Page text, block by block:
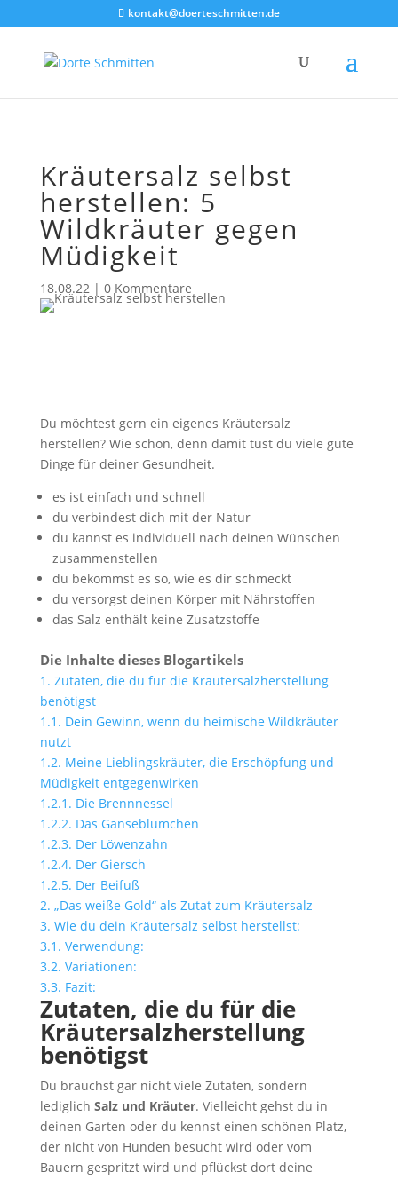
Akkordeon geschlossenkontakt@doerteschmitten.de
Kräutersalz selbst
herstellen: 5
Wildkräuter gegen
Müdigkeit
18.08.22| 0 Kommentare
Du möchtest gern ein eigenes Kräutersalz
herstellen? Wie schön, denn damit tust du viele gute
Dinge für deiner Gesundheit.
es ist einfach und schnell
du verbindest dich mit der Natur
du kannst es individuell nach deinen Wünschen
zusammenstellen
du bekommst es so, wie es dir schmeckt
du versorgst deinen Körper mit Nährstoffen
das Salz enthält keine Zusatzstoffe
Die Inhalte dieses Blogartikels
1. Zutaten, die du für die Kräutersalzherstellung
benötigst
1.1. Dein Gewinn, wenn du heimische Wildkräuter
nutzt
1.2. Meine Lieblingskräuter, die Erschöpfung und
Müdigkeit entgegenwirken
1.2.1. Die Brennnessel
1.2.2. Das Gänseblümchen
1.2.3. Der Löwenzahn
1.2.4. Der Giersch
1.2.5. Der Beifuß
2. „Das weiße Gold“ als Zutat zum Kräutersalz
3. Wie du dein Kräutersalz selbst herstellst:
3.1. Verwendung:
3.2. Variationen:
3.3. Fazit:
Zutaten, die du für die
Kräutersalzherstellung
benötigst
Du brauchst gar nicht viele Zutaten, sondern
lediglich Salz und Kräuter. Vielleicht gehst du in
deinen Garten oder du kennst einen schönen Platz,
der nicht von Hunden besucht wird oder vom
Bauern gespritzt wird und pflückst dort deine